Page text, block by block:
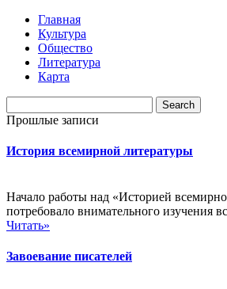
Главная
Культура
Общество
Литература
Карта
Прошлые записи
История всемирной литературы
Начало работы над «Историей
потребовало внимательного изучения
Читать»
Завоевание писателей